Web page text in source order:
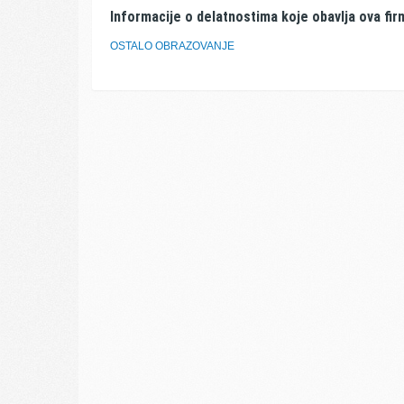
Informacije o delatnostima koje obavlja ova
OSTALO OBRAZOVANJE